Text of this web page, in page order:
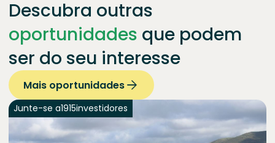
Descubra outras
oportunidades que podem
ser do seu interesse
Mais oportunidades
Junte-se a1915investidores